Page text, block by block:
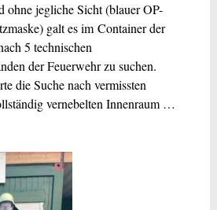
ohne jegliche Sicht (blauer OP-
galt es im Container der
5 technischen
der Feuerwehr zu suchen.
die Suche nach vermissten
vernebelten Innenraum …